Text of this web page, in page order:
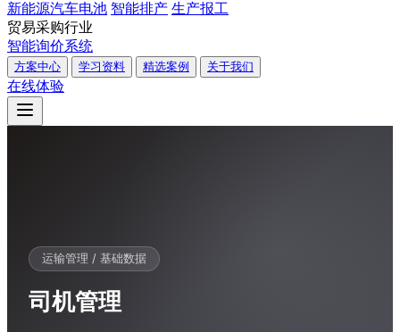
新能源汽车电池 智能排产 生产报工
贸易采购行业
智能询价系统
方案中心 学习资料 精选案例 关于我们
在线体验
运输管理 / 基础数据
司机管理